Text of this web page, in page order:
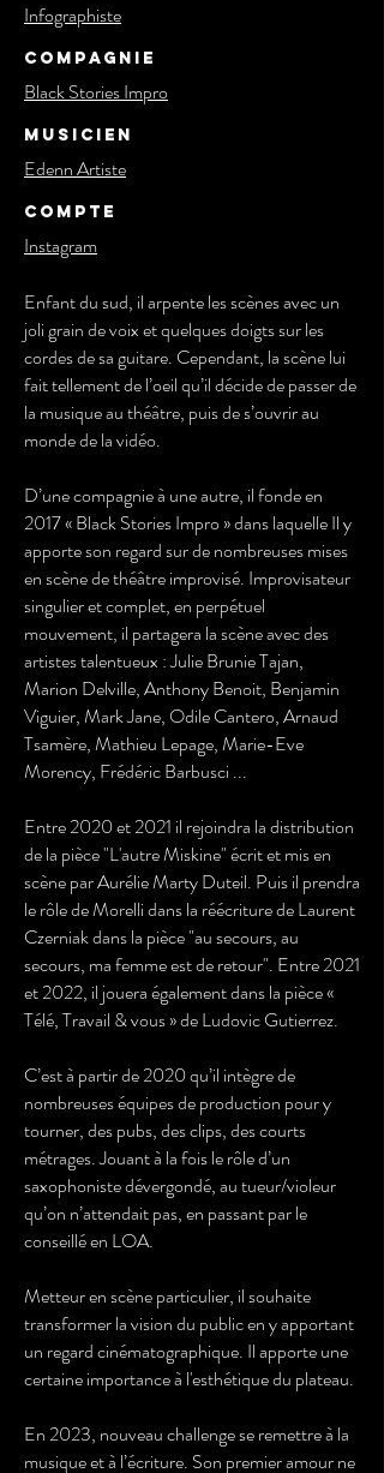
Infographiste
Compagnie
Black Stories Impro
Musicien
Edenn Artiste
Compte
Instagram
Enfant du sud, il arpente les scènes avec un
joli grain de voix et quelques doigts sur les
cordes de sa guitare. Cependant, la scène lui
fait tellement de l’oeil qu’il décide de passer de
la musique au théâtre, puis de s’ouvrir au
monde de la vidéo.
D’une compagnie à une autre, il fonde en
2017 « Black Stories Impro » dans laquelle Il y
apporte son regard sur de nombreuses mises
en scène de théâtre improvisé. Improvisateur
singulier et complet, en perpétuel
mouvement, il partagera la scène avec des
artistes talentueux : Julie Brunie Tajan,
Marion Delville, Anthony Benoit, Benjamin
Viguier, Mark Jane, Odile Cantero, Arnaud
Tsamère, Mathieu Lepage, Marie-Eve
Morency, Frédéric Barbusci ...
Entre 2020 et 2021 il rejoindra la distribution
de la pièce "L'autre Miskine" écrit et mis en
scène par Aurélie Marty Duteil. Puis il prendra
le rôle de Morelli dans la réécriture de Laurent
Czerniak dans la pièce "au secours, au
secours, ma femme est de retour". Entre 2021
et 2022, il jouera également dans la pièce «
Télé, Travail & vous » de Ludovic Gutierrez.
C’est à partir de 2020 qu’il intègre de
nombreuses équipes de production pour y
tourner, des pubs, des clips, des courts
métrages. Jouant à la fois le rôle d’un
saxophoniste dévergondé, au tueur/violeur
qu’on n’attendait pas, en passant par le
conseillé en LOA.
Metteur en scène particulier, il souhaite
transformer la vision du public en y apportant
un regard cinématographique. Il apporte une
certaine importance à l'esthétique du plateau.
En 2023, nouveau challenge se remettre à la
musique et à l’écriture. Son premier amour ne